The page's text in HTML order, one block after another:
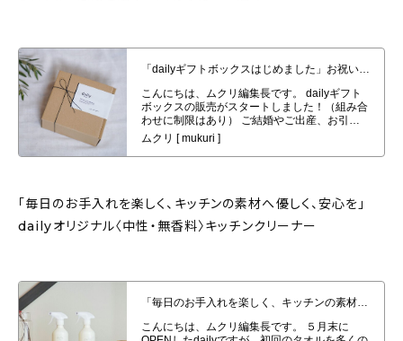
「dailyギフトボックスはじめました」お祝いや御礼のお返しから、日頃の感
謝を込めて大切な方へお届け
「毎日のお手入れを楽しく、キッチンの素材へ優しく、安心を」
dailyオリジナル〈中性・無香料〉キッチンクリーナー
「毎日のお手入れを楽しく、キッチンの素材へ優しく、安心を」dailyオリジナ
ル〈中性・無香料〉キッチンクリーナー